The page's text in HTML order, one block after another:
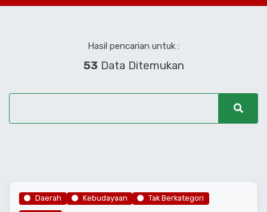
Hasil pencarian untuk :
53Data Ditemukan
Daerah Kebudayaan Tak Berkategori